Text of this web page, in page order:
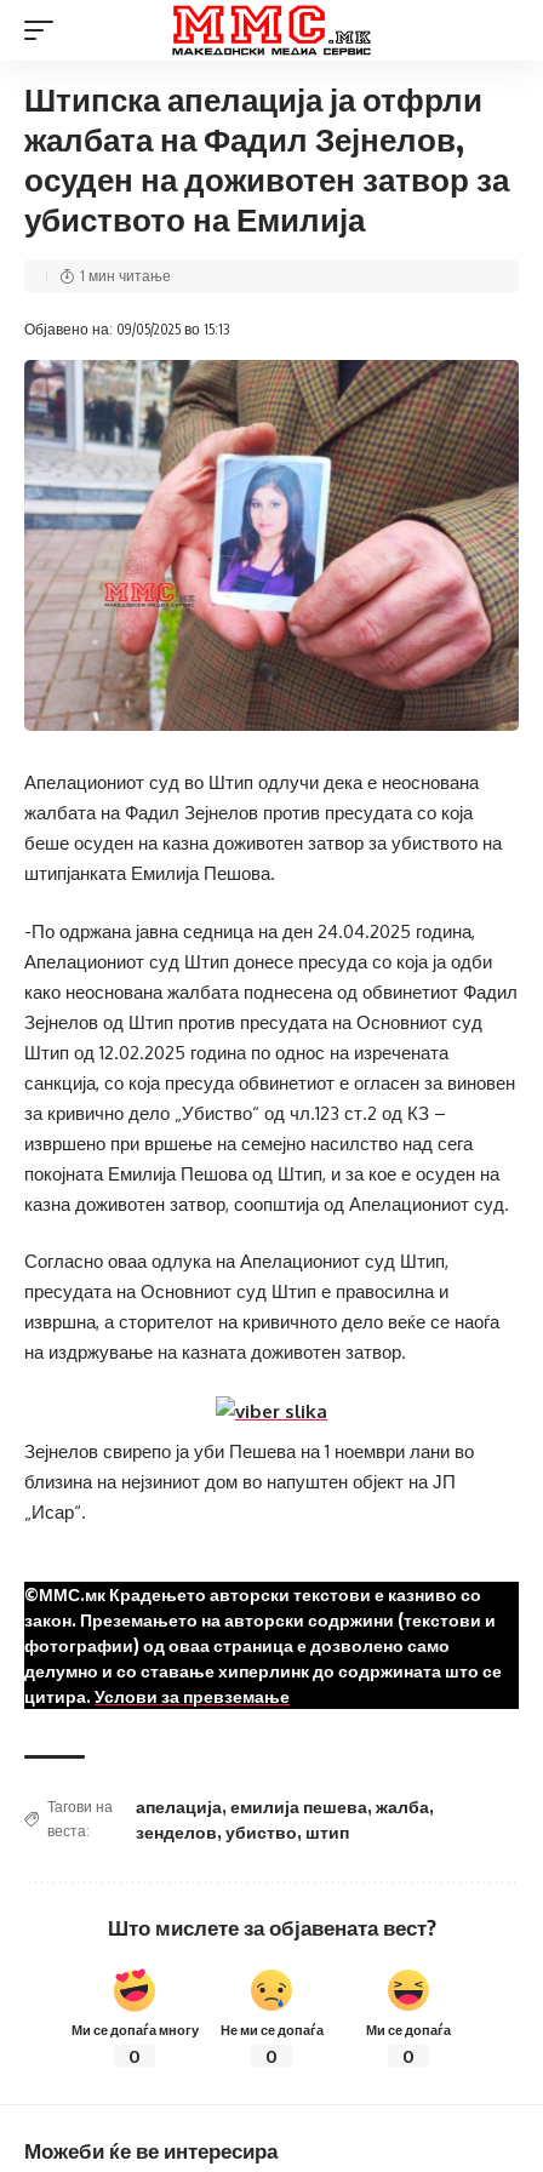
Штипска апелација ја отфрли
жалбата на Фадил Зејнелов,
осуден на доживотен затвор за
убиството на Емилија
Објавено на: 09/05/2025 во 15:13
1 мин читање
Апелациониот суд во Штип одлучи дека е неоснована
жалбата на Фадил Зејнелов против пресудата со која
беше осуден на казна доживотен затвор за убиството на
штипјанката Емилија Пешова.
-По одржана јавна седница на ден 24.04.2025 година,
Апелациониот суд Штип донесе пресуда со која ја одби
како неоснована жалбата поднесена од обвинетиот Фадил
Зејнелов од Штип против пресудата на Основниот суд
Штип од 12.02.2025 година по однос на изречената
санкција, со која пресуда обвинетиот е огласен за виновен
за кривично дело „Убиство“ од чл.123 ст.2 од КЗ –
извршено при вршење на семејно насилство над сега
покојната Емилија Пешова од Штип, и за кое е осуден на
казна доживотен затвор, соопштија од Апелациониот суд.
Согласно оваа одлука на Апелациониот суд Штип,
пресудата на Основниот суд Штип е правосилна и
извршна, а сторителот на кривичното дело веќе се наоѓа
на издржување на казната доживотен затвор.
Зејнелов свирепо ја уби Пешева на 1 ноември лани во
близина на нејзиниот дом во напуштен објект на ЈП
„Исар“.
©ММС.мк Крадењето авторски текстови е казниво со
закон. Преземањето на авторски содржини (текстови и
фотографии) од оваа страница е дозволено само
делумно и со ставање хиперлинк до содржината што се
цитира. Услови за превземање
Тагови на
веста:
апелација,емилија пешева,жалба,
зенделов,убиство, штип
Што мислете за објавената вест?
Ми се допаѓа многу
0
Не ми се допаѓа
0
Ми се допаѓа
0
Можеби ќе ве интересира